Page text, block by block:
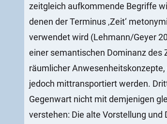
zeitgleich aufkommende Begriffe
denen der Terminus ‚Zeit‘
verwendet wird (Lehmann/Geyer
einer semantischen Dominanz des
räumlicher
jedoch mittransportiert werden.
Gegenwart nicht mit demjenigen
verstehen: Die alte Vorstellung